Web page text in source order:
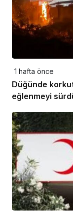
1 hafta önce
Düğünde
eğlenmeyi